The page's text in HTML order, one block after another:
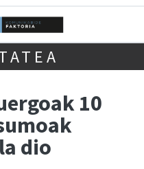
10
dio